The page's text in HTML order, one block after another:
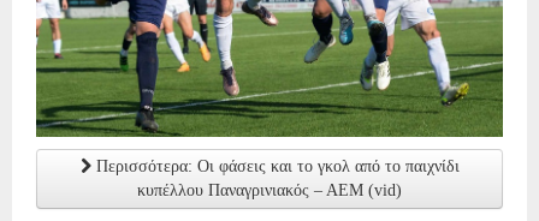
Περισσότερα: Οι φάσεις και το γκολ από το παιχνίδι
κυπέλλου Παναγρινιακός – ΑΕΜ (vid)